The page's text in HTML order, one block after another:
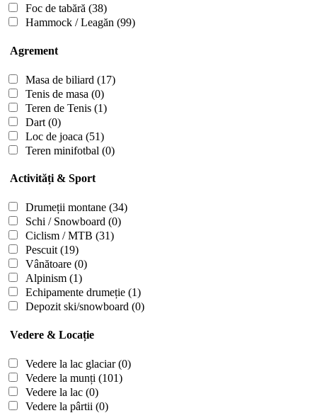
Foc de tabără (38)
Hammock / Leagăn (99)
Agrement
Masa de biliard (17)
Tenis de masa (0)
Teren de Tenis (1)
Dart (0)
Loc de joaca (51)
Teren minifotbal (0)
Activități & Sport
Drumeții montane (34)
Schi / Snowboard (0)
Ciclism / MTB (31)
Pescuit(19)
Vânătoare (0)
Alpinism (1)
Echipamente drumeție (1)
Depozit ski/snowboard (0)
Vedere & Locație
Vedere la lac glaciar(0)
Vedere la munți (101)
Vedere la lac (0)
Vedere la pârtii (0)